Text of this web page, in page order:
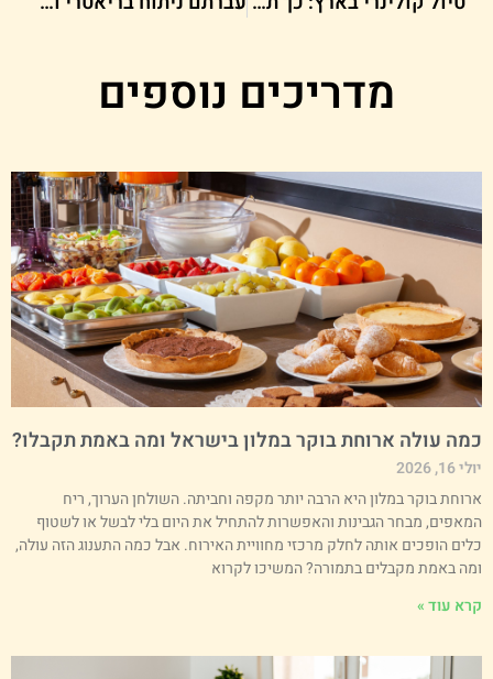
מדריכים נוספים
עולה ארוחת בוקר במלון בישראל ומה באמת תקבלו?
16, 2026
בוקר במלון היא הרבה יותר מקפה וחביתה. השולחן הערוך, ריח
מבחר הגבינות והאפשרות להתחיל את היום בלי לבשל או לשטוף
הופכים אותה לחלק מרכזי מחוויית האירוח. אבל כמה התענוג הזה עולה,
באמת מקבלים בתמורה? המשיכו לקרוא
עוד »